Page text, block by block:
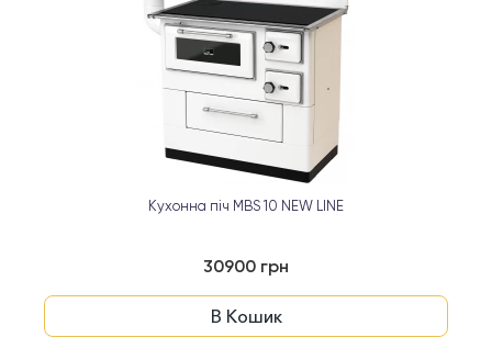
Кухонна піч MBS 10 NEW LINE
30900 грн
В Кошик